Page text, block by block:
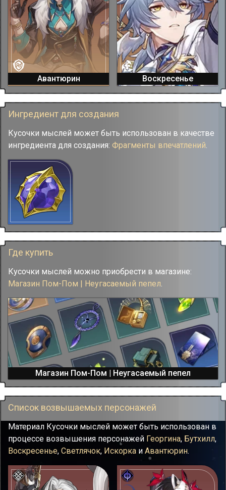
Авантюрин Воскресенье
Ингредиент для создания
Кусочки мыслей может быть использован в качестве
ингредиента для создания: Фрагменты впечатлений
Где купить
Кусочки мыслей можно приобрести в магазине:
Магазин Пом-Пом | Неугасаемый пепел
Магазин Пом-Пом | Неугасаемый пепел
Список возвышаемых персонажей
Материал Кусочки мыслей может быть использован в
процессе возвышения персонажей Георгина, Бутхилл,
Воскресенье, Светлячок, Искорка и Авантюрин.